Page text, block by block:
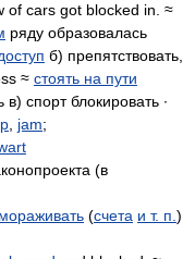
of cars got blocked in. ≈
ряду образовалась
б) препятствовать,
≈ стоять на пути
в) спорт блокировать ∙
jam;
(в
(счета и т. п. )